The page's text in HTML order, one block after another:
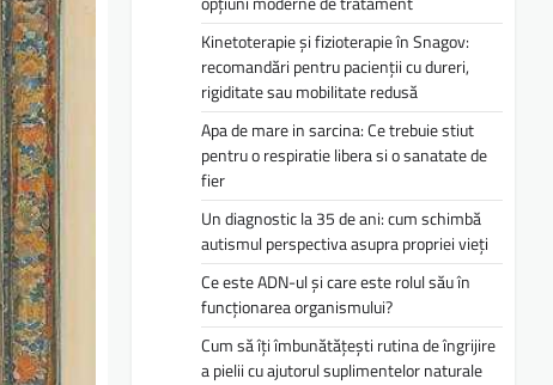
Kinetoterapie și fizioterapie în Snagov:
recomandări pentru pacienții cu dureri,
rigiditate sau mobilitate redusă
Apa de mare in sarcina: Ce trebuie stiut
pentru o respiratie libera si o sanatate de
fier
Un diagnostic la 35 de ani: cum schimbă
autismul perspectiva asupra propriei vieți
Ce este ADN-ul și care este rolul său în
funcționarea organismului?
Cum să îți îmbunătățești rutina de îngrijire
a pielii cu ajutorul suplimentelor naturale